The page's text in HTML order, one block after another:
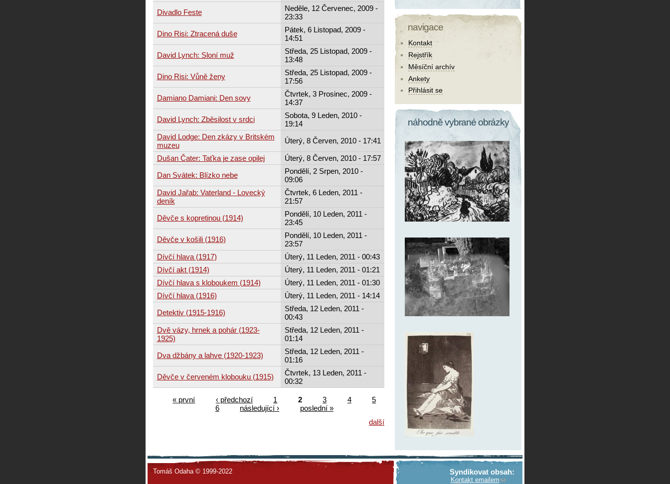
Divadlo Feste
Neděle, 12 Červenec, 2009 -
23:33
Dino Risi: Ztracená duše
Pátek, 6 Listopad, 2009 -
14:51
David Lynch: Sloní muž
Středa, 25 Listopad, 2009 -
13:48
Dino Risi: Vůně ženy
Středa, 25 Listopad, 2009 -
17:56
Damiano Damiani: Den sovy
Čtvrtek, 3 Prosinec, 2009 -
14:37
David Lynch: Zběsilost v srdci
Sobota, 9 Leden, 2010 -
19:14
David Lodge: Den zkázy v Britském
muzeu
Úterý, 8 Červen, 2010 - 17:41
Dušan Čater: Taťka je zase opilej
Úterý, 8 Červen, 2010 - 17:57
Dan Svátek: Blízko nebe
Pondělí, 2 Srpen, 2010 -
09:06
David Jařab: Vaterland - Lovecký
deník
Čtvrtek, 6 Leden, 2011 -
21:57
Děvče s kopretinou (1914)
Pondělí, 10 Leden, 2011 -
23:45
Děvče v košili (1916)
Pondělí, 10 Leden, 2011 -
23:57
Dívčí hlava (1917)
Úterý, 11 Leden, 2011 - 00:43
Dívčí akt (1914)
Úterý, 11 Leden, 2011 - 01:21
Dívčí hlava s kloboukem (1914)
Úterý, 11 Leden, 2011 - 01:30
Dívčí hlava (1916)
Úterý, 11 Leden, 2011 - 14:14
Detektiv (1915-1916)
Středa, 12 Leden, 2011 -
00:43
Dvě vázy, hrnek a pohár (1923-
1925)
Středa, 12 Leden, 2011 -
01:14
Dva džbány a lahve (1920-1923)
Středa, 12 Leden, 2011 -
01:16
Děvče v červeném klobouku (1915)
Čtvrtek, 13 Leden, 2011 -
00:32
« první ‹ předchozí 1 2 3 4
5
6
následující ›
poslední »
další
navigace
Kontakt
Rejstřík
Měsíční archív
Ankety
Přihlásit se
náhodně vybrané obrázky
Tomáš Odaha © 1999-2022 Syndikovat obsah:
Kontakt emailem